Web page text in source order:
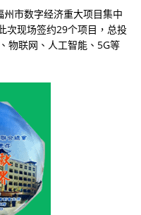
市数字经济重大项目集中
次现场签约29个项目，总投
物联网、人工智能、5G等